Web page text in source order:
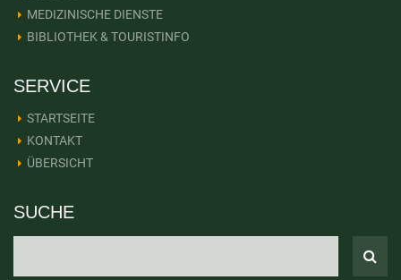
MEDIZINISCHE DIENSTE
BIBLIOTHEK & TOURISTINFO
SERVICE
STARTSEITE
KONTAKT
ÜBERSICHT
SUCHE